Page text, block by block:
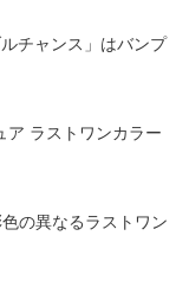
チャンス」はバンプ
ラストワンカラー
の異なるラストワン